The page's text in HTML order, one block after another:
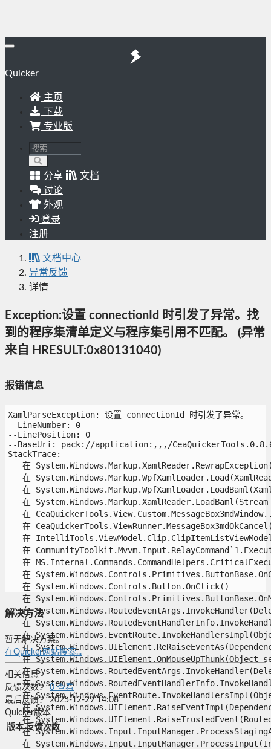
Quicker
主页
下载
专业版
分享
文档
讨论
外观
登录
注册
文档中心
异常反馈
详情
Exception:设置 connectionId 时引发了异常。找
到的程序集清单定义与程序集引用不匹配。 (异常
来自 HRESULT:0x80131040)
报错信息
XamlParseException: 设置 connectionId 时引发了异常。
--LineNumber: 0
--LinePosition: 0
--BaseUri: pack://application:,,,/
StackTrace:
在
在
在
在
在
在
在
在
在
在
   在 System.Windows.Controls.Button.OnClick()
在
在
在
在
在
在 System.Windows.UIElement.OnMouseUpThunk(Object
在
在
在
在
在
在
在
解决方法
暂无解决方案。
在Quicker网站搜索...
相关信息
反馈次数： 0查看
最后反馈： 2025-12-29 14:08
Quicker版本
版本 反馈次数